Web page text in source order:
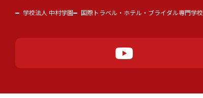
学校法人 中村学園 国際トラベル・ホテル・ブライダル専門学校